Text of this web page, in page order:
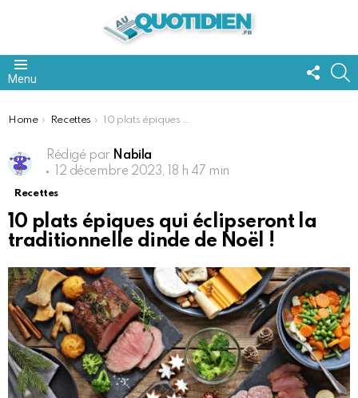
Menu
US
You are here:
Home Recettes 10 plats épiques qui éclipseront la traditionnelle dinde de Noël !
Rédigé par Nabila
12 décembre 2023, 18 h 47 min
Recettes
10 plats épiques qui éclipseront la
traditionnelle dinde de Noël !